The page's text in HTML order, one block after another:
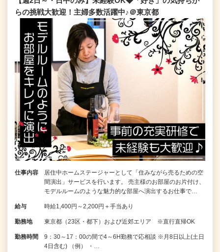
らの挑戦大歓迎！主婦多数活躍中♪＠東京都
仕事内容
居住中ホームステージャーとして「住みながら売るための空
間演出」サービスを行います。 売主様のお部屋のお片付け、
モデルルームのような魅力的な部屋へ演出するお仕事で…
給与 時給1,400円～2,200円＋手当あり
勤務地 東京都（23区・都下）および近郊エリア ※直行直帰OK
勤務時間
9：30～17：00の間で4～6H勤務で応相談 ※月8日以上(土日
4日含む) （例） ・…